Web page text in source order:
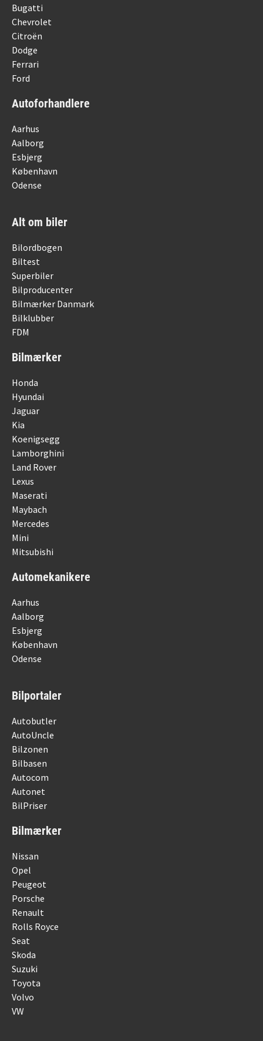
Bugatti
Chevrolet
Citroën
Dodge
Ferrari
Ford
Autoforhandlere
Aarhus
Aalborg
Esbjerg
København
Odense
Alt om biler
Bilordbogen
Biltest
Superbiler
Bilproducenter
Bilmærker Danmark
Bilklubber
FDM
Bilmærker
Honda
Hyundai
Jaguar
Kia
Koenigsegg
Lamborghini
Land Rover
Lexus
Maserati
Maybach
Mercedes
Mini
Mitsubishi
Automekanikere
Aarhus
Aalborg
Esbjerg
København
Odense
Bilportaler
Autobutler
AutoUncle
Bilzonen
Bilbasen
Autocom
Autonet
BilPriser
Bilmærker
Nissan
Opel
Peugeot
Porsche
Renault
Rolls Royce
Seat
Skoda
Suzuki
Toyota
Volvo
VW